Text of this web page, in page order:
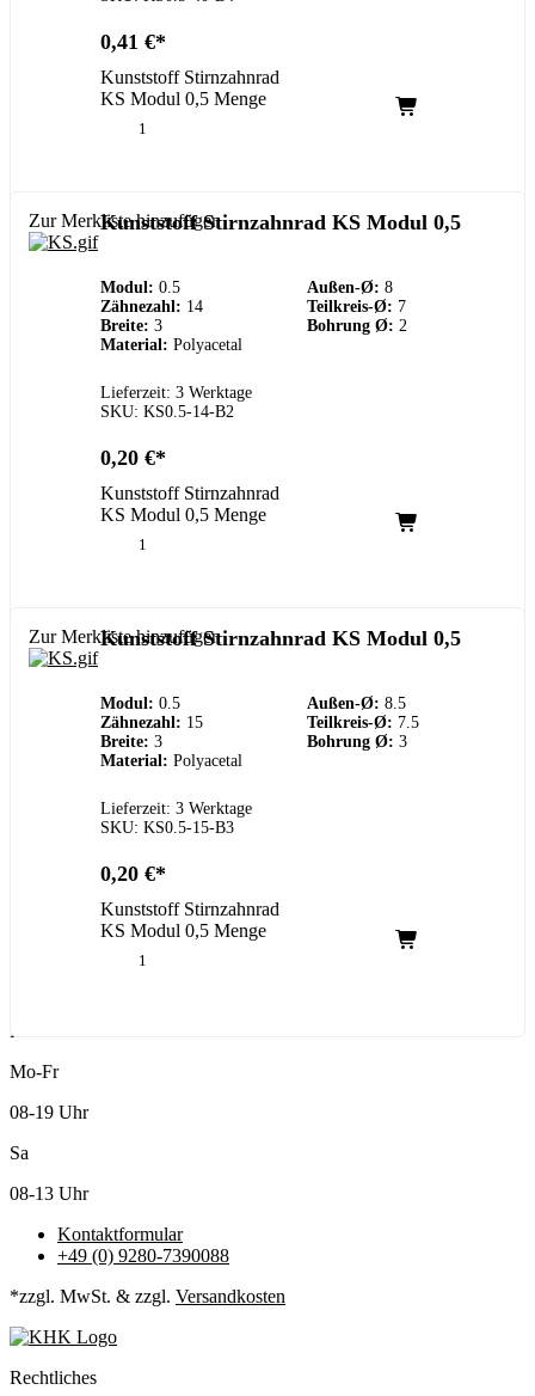
0,41 €
Kunststoff Stirnzahnrad
KS Modul 0,5 Menge
Zur Merkliste hinzufügen
Kunststoff Stirnzahnrad KS Modul 0,5
Modul: 0.5 Außen-Ø: 8
Zähnezahl: 14 Teilkreis-Ø: 7
Breite: 3 Bohrung Ø: 2
Material: Polyacetal
Lieferzeit: 3 Werktage
SKU: KS0.5-14-B2
0,20 €
Kunststoff Stirnzahnrad
KS Modul 0,5 Menge
Zur Merkliste hinzufügen
Kunststoff Stirnzahnrad KS Modul 0,5
Modul: 0.5 Außen-Ø: 8.5
Zähnezahl: 15 Teilkreis-Ø: 7.5
Breite: 3 Bohrung Ø: 3
Material: Polyacetal
Lieferzeit: 3 Werktage
SKU: KS0.5-15-B3
0,20 €
Kunststoff Stirnzahnrad
KS Modul 0,5 Menge
Kundenservice
Mo-Fr
08-19 Uhr
Sa
08-13 Uhr
Kontaktformular
+49 (0) 9280-7390088
*zzgl. MwSt. & zzgl. Versandkosten
Rechtliches